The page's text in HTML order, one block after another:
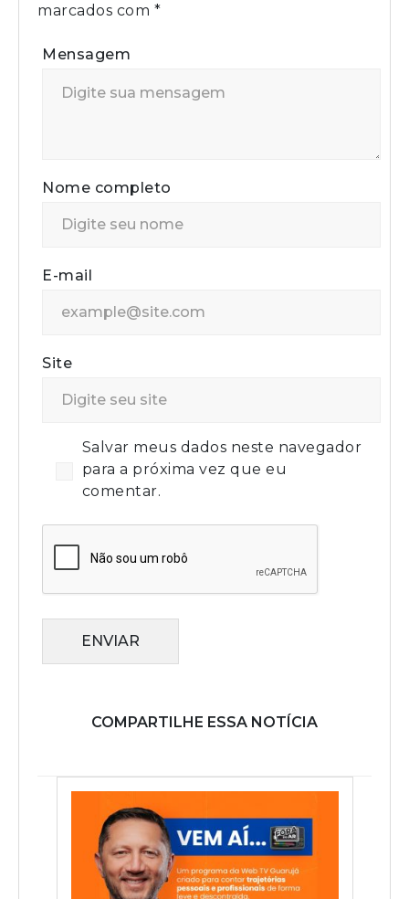
marcados com *
Mensagem
Nome completo
E-mail
Site
Salvar meus dados neste navegador
para a próxima vez que eu
comentar.
ENVIAR
COMPARTILHE ESSA NOTÍCIA